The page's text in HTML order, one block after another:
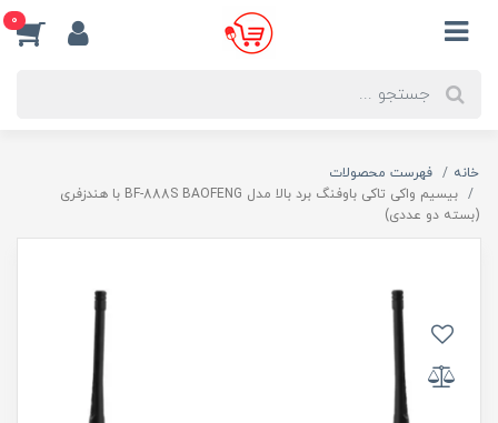
0
خانه
فهرست محصولات
بیسیم واکی تاکی باوفنگ برد بالا مدل BF-888S BAOFENG با هندزفری
(بسته دو عددی)